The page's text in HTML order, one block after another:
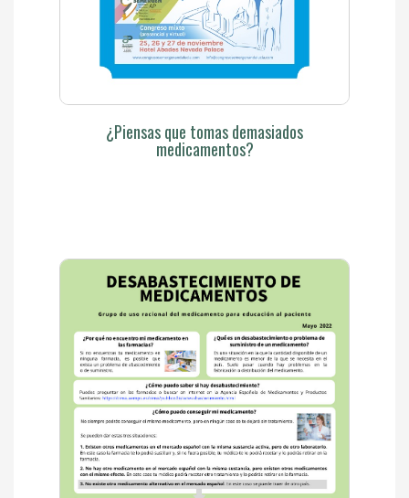
¿Piensas que tomas demasiados
medicamentos?